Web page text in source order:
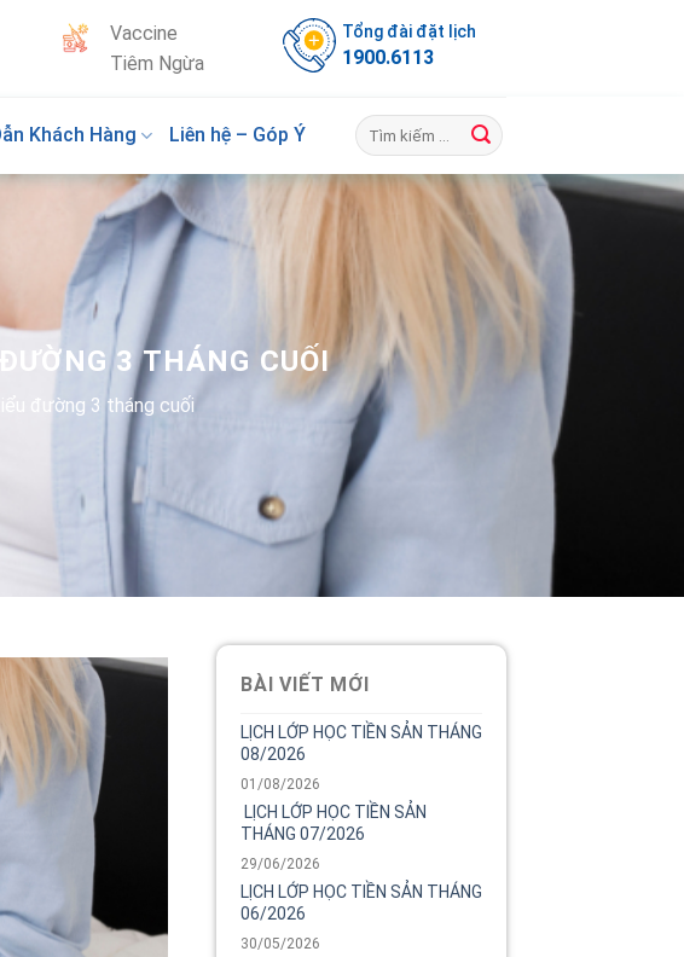
Vaccine
Tiêm Ngừa
Tổng đài đặt lịch
1900.6113
Khách Hàng Liên hệ – Góp Ý
3 THÁNG CUỐI
đường 3 tháng cuối
BÀI VIẾT MỚI
LỊCH LỚP HỌC TIỀN SẢN THÁNG
08/2026
01/08/2026
LỊCH LỚP HỌC TIỀN SẢN
THÁNG 07/2026
29/06/2026
LỊCH LỚP HỌC TIỀN SẢN THÁNG
06/2026
30/05/2026